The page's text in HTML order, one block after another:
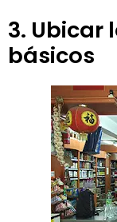
3. Ubicar
básicos